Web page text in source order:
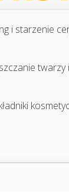
i starzenie
twarzy